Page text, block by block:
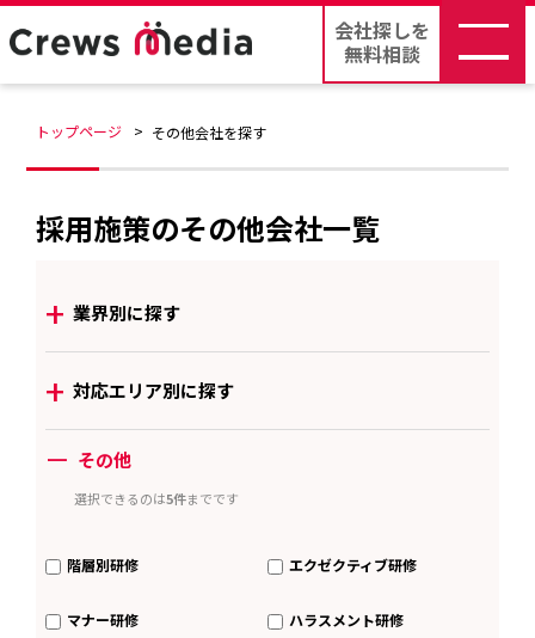
会社探しを
無料相談
トップページ その他会社を探す
採用施策のその他会社一覧
+ 業界別に探す
+ 対応エリア別に探す
ー その他
選択できるのは5件までです
階層別研修 エクゼクティブ研修
マナー研修 ハラスメント研修